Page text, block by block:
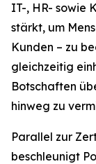
IT-, HR- sowie
stärkt, um
Kunden – zu
gleichzeitig
Botschaften
hinweg zu
Parallel zur
beschleunigt